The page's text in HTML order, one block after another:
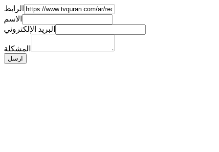
الرابط
الاسم
البريد الإلكتروني
المشكلة
ارسل